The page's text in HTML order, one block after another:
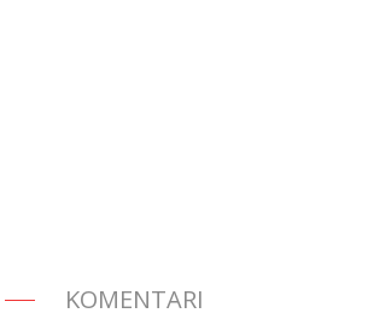
KOMENTARI